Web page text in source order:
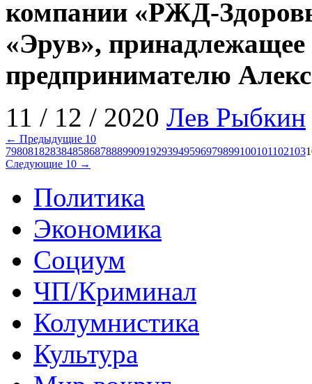
компании «РЖД-
«Эрув», принадлежащее
предпринимателю
11 / 12 / 2020 Лев Рыбкин
← Предыдущие 10
798081828384858687888990919293949596979899100101102103
Следующие 10 →
Политика
Экономика
Социум
ЧП/Криминал
Колумнистика
Культура